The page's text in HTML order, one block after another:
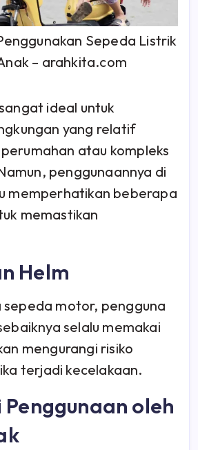
Sepeda Listrik
– arahkita.com
ideal untuk
yang relatif
atau kompleks
penggunaannya di
memperhatikan beberapa
memastikan
Helm
sepeda motor, pengguna
selalu memakai
mengurangi risiko
terjadi kecelakaan.
oleh